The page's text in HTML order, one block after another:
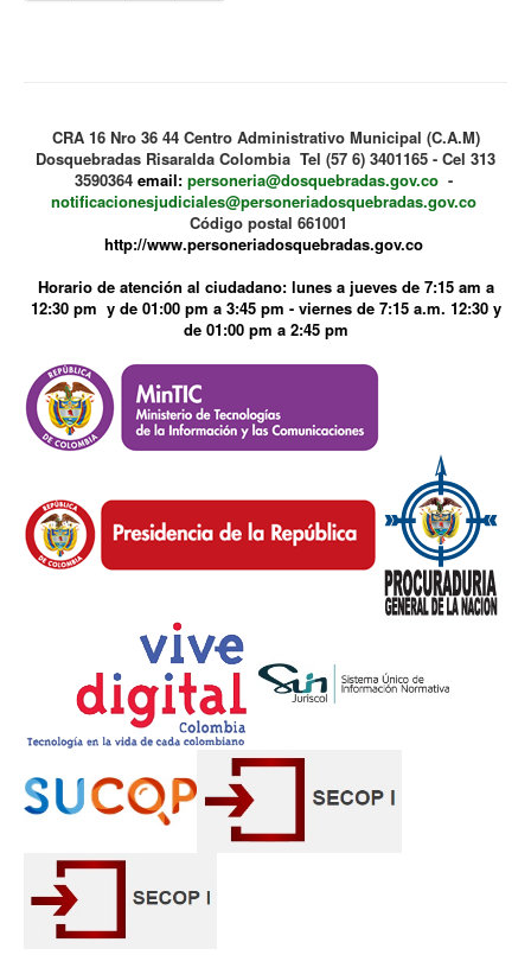
CRA 16 Nro 36 44 Centro Administrativo Municipal (C.A.M)
Dosquebradas Risaralda Colombia Tel (57 6) 3401165 - Cel 313
3590364 email: personeria@dosquebradas.gov.co-
notificacionesjudiciales@personeriadosquebradas.gov.co
Código postal 661001
http://www.personeriadosquebradas.gov.co
Horario de atención al ciudadano: lunes a jueves de 7:15 am a
12:30 pm y de 01:00 pm a 3:45 pm - viernes de 7:15 a.m. 12:30 y
de 01:00 pm a 2:45 pm